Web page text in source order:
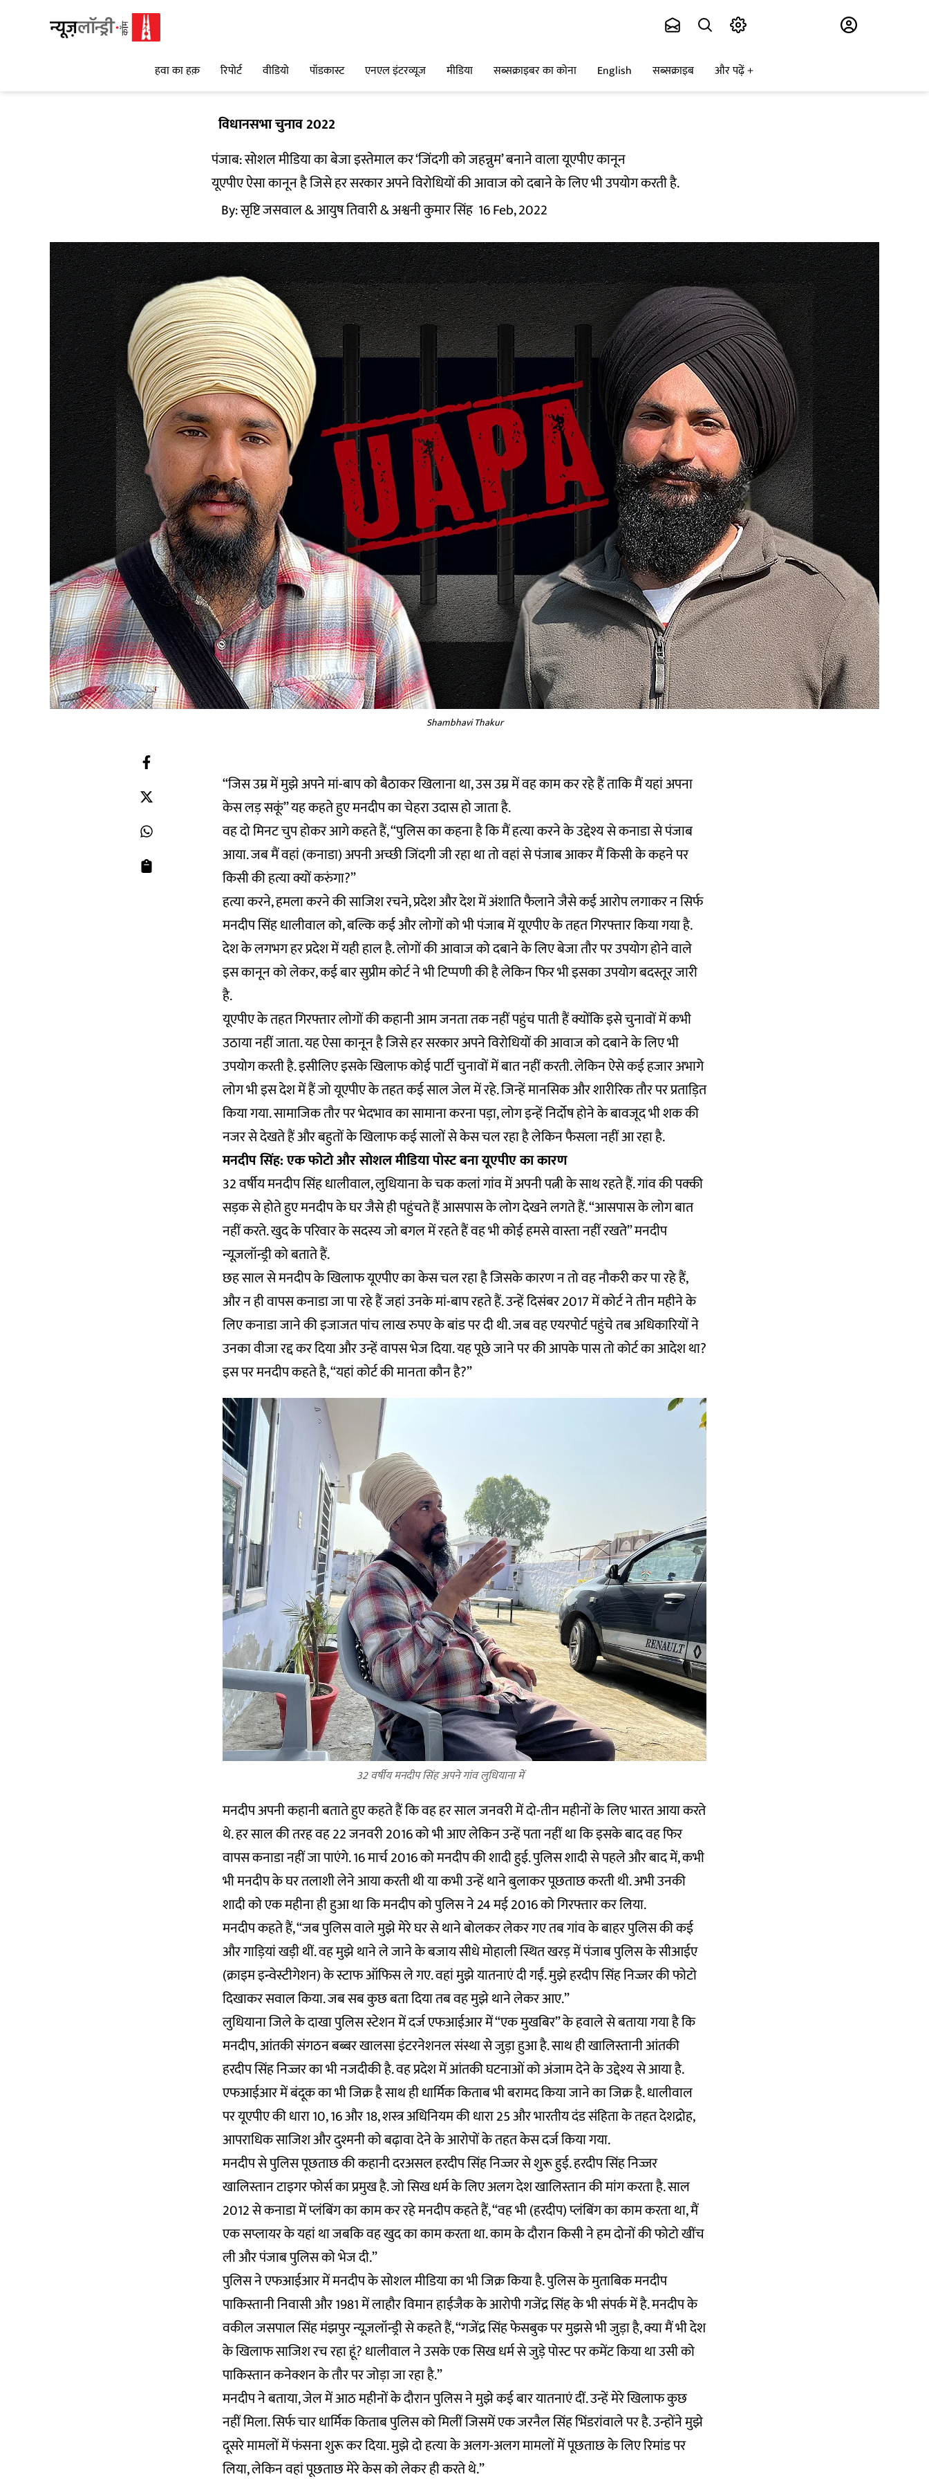
हवा का हक़ रिपोर्ट वीडियो पॉडकास्ट एनएल इंटरव्यूज मीडिया सब्सक्राइबर का कोना English सब्सक्राइब और पढ़ें
विधानसभा चुनाव 2022
पंजाब: सोशल मीडिया का बेजा इस्तेमाल कर ‘जिंदगी को जहन्नुम’ बनाने वाला यूएपीए कानून
यूएपीए ऐसा कानून है जिसे हर सरकार अपने विरोधियों की आवाज को दबाने के लिए भी उपयोग करती है.
By:सृष्टि जसवाल& आयुष तिवारी& अश्वनी कुमार सिंह 16 Feb, 2022
Shambhavi Thakur
“जिस उम्र में मुझे अपने मां-बाप को बैठाकर खिलाना था, उस उम्र में वह काम कर रहे हैं ताकि मैं यहां अपना
केस लड़ सकूं” यह कहते हुए मनदीप का चेहरा उदास हो जाता है.
वह दो मिनट चुप होकर आगे कहते हैं, “पुलिस का कहना है कि मैं हत्या करने के उद्देश्य से कनाडा से पंजाब
आया. जब मैं वहां (कनाडा) अपनी अच्छी जिंदगी जी रहा था तो वहां से पंजाब आकर मैं किसी के कहने पर
किसी की हत्या क्यों करुंगा?”
हत्या करने, हमला करने की साजिश रचने, प्रदेश और देश में अंशाति फैलाने जैसे कई आरोप लगाकर न सिर्फ
मनदीप सिंह धालीवाल को, बल्कि कई और लोगों को भी पंजाब में यूएपीए के तहत गिरफ्तार किया गया है.
देश के लगभग हर प्रदेश में यही हाल है. लोगों की आवाज को दबाने के लिए बेजा तौर पर उपयोग होने वाले
इस कानून को लेकर, कई बार सुप्रीम कोर्ट ने भी टिप्पणी की है लेकिन फिर भी इसका उपयोग बदस्तूर जारी
है.
यूएपीए के तहत गिरफ्तार लोगों की कहानी आम जनता तक नहीं पहुंच पाती हैं क्योंकि इसे चुनावों में कभी
उठाया नहीं जाता. यह ऐसा कानून है जिसे हर सरकार अपने विरोधियों की आवाज को दबाने के लिए भी
उपयोग करती है. इसीलिए इसके खिलाफ कोई पार्टी चुनावों में बात नहीं करती. लेकिन ऐसे कई हजार अभागे
लोग भी इस देश में हैं जो यूएपीए के तहत कई साल जेल में रहे. जिन्हें मानसिक और शारीरिक तौर पर प्रताड़ित
किया गया. सामाजिक तौर पर भेदभाव का सामाना करना पड़ा, लोग इन्हें निर्दोष होने के बावजूद भी शक की
नजर से देखते हैं और बहुतों के खिलाफ कई सालों से केस चल रहा है लेकिन फैसला नहीं आ रहा है.
मनदीप सिंह: एक फोटो और सोशल मीडिया पोस्ट बना यूएपीए का कारण
32 वर्षीय मनदीप सिंह धालीवाल, लुधियाना के चक कलां गांव में अपनी पत्नी के साथ रहते हैं. गांव की पक्की
सड़क से होते हुए मनदीप के घर जैसे ही पहुंचते हैं आसपास के लोग देखने लगते हैं. “आसपास के लोग बात
नहीं करते. खुद के परिवार के सदस्य जो बगल में रहते हैं वह भी कोई हमसे वास्ता नहीं रखते” मनदीप
न्यूज़लॉन्ड्री को बताते हैं.
छह साल से मनदीप के खिलाफ यूएपीए का केस चल रहा है जिसके कारण न तो वह नौकरी कर पा रहे हैं,
और न ही वापस कनाडा जा पा रहे हैं जहां उनके मां-बाप रहते हैं. उन्हें दिसंबर 2017 में कोर्ट ने तीन महीने के
लिए कनाडा जाने की इजाजत पांच लाख रुपए के बांड पर दी थी. जब वह एयरपोर्ट पहुंचे तब अधिकारियों ने
उनका वीजा रद्द कर दिया और उन्हें वापस भेज दिया. यह पूछे जाने पर की आपके पास तो कोर्ट का आदेश था?
इस पर मनदीप कहते है, “यहां कोर्ट की मानता कौन है?”
32 वर्षीय मनदीप सिंह अपने गांव लुधियाना में
मनदीप अपनी कहानी बताते हुए कहते हैं कि वह हर साल जनवरी में दो-तीन महीनों के लिए भारत आया करते
थे. हर साल की तरह वह 22 जनवरी 2016 को भी आए लेकिन उन्हें पता नहीं था कि इसके बाद वह फिर
वापस कनाडा नहीं जा पाएंगे. 16 मार्च 2016 को मनदीप की शादी हुई. पुलिस शादी से पहले और बाद में, कभी
भी मनदीप के घर तलाशी लेने आया करती थी या कभी उन्हें थाने बुलाकर पूछताछ करती थी. अभी उनकी
शादी को एक महीना ही हुआ था कि मनदीप को पुलिस ने 24 मई 2016 को गिरफ्तार कर लिया.
मनदीप कहते हैं, “जब पुलिस वाले मुझे मेरे घर से थाने बोलकर लेकर गए तब गांव के बाहर पुलिस की कई
और गाड़ियां खड़ी थीं. वह मुझे थाने ले जाने के बजाय सीधे मोहाली स्थित खरड़ में पंजाब पुलिस के सीआईए
(क्राइम इन्वेस्टीगेशन) के स्टाफ ऑफिस ले गए. वहां मुझे यातनाएं दी गईं. मुझे हरदीप सिंह निज्जर की फोटो
दिखाकर सवाल किया. जब सब कुछ बता दिया तब वह मुझे थाने लेकर आए.”
लुधियाना जिले के दाखा पुलिस स्टेशन में दर्ज एफआईआर में “एक मुखबिर” के हवाले से बताया गया है कि
मनदीप, आंतकी संगठन बब्बर खालसा इंटरनेशनल संस्था से जुड़ा हुआ है. साथ ही खालिस्तानी आंतकी
हरदीप सिंह निज्जर का भी नजदीकी है. वह प्रदेश में आंतकी घटनाओं को अंजाम देने के उद्देश्य से आया है.
एफआईआर में बंदूक का भी जिक्र है साथ ही धार्मिक किताब भी बरामद किया जाने का जिक्र है. धालीवाल
पर यूएपीए की धारा 10, 16 और 18, शस्त्र अधिनियम की धारा 25 और भारतीय दंड संहिता के तहत देशद्रोह,
आपराधिक साजिश और दुश्मनी को बढ़ावा देने के आरोपों के तहत केस दर्ज किया गया.
मनदीप से पुलिस पूछताछ की कहानी दरअसल हरदीप सिंह निज्जर से शुरू हुई. हरदीप सिंह निज्जर
खालिस्तान टाइगर फोर्स का प्रमुख है. जो सिख धर्म के लिए अलग देश खालिस्तान की मांग करता है. साल
2012 से कनाडा में प्लंबिंग का काम कर रहे मनदीप कहते हैं, “वह भी (हरदीप) प्लंबिंग का काम करता था, मैं
एक सप्लायर के यहां था जबकि वह खुद का काम करता था. काम के दौरान किसी ने हम दोनों की फोटो खींच
ली और पंजाब पुलिस को भेज दी.”
पुलिस ने एफआईआर में मनदीप के सोशल मीडिया का भी जिक्र किया है. पुलिस के मुताबिक मनदीप
पाकिस्तानी निवासी और 1981 में लाहौर विमान हाईजैक के आरोपी गजेंद्र सिंह के भी संपर्क में है. मनदीप के
वकील जसपाल सिंह मंझपुर न्यूज़लॉन्ड्री से कहते हैं, “गजेंद्र सिंह फेसबुक पर मुझसे भी जुड़ा है, क्या मैं भी देश
के खिलाफ साजिश रच रहा हूं? धालीवाल ने उसके एक सिख धर्म से जुड़े पोस्ट पर कमेंट किया था उसी को
पाकिस्तान कनेक्शन के तौर पर जोड़ा जा रहा है.”
मनदीप ने बताया, जेल में आठ महीनों के दौरान पुलिस ने मुझे कई बार यातनाएं दीं. उन्हें मेरे खिलाफ कुछ
नहीं मिला. सिर्फ चार धार्मिक किताब पुलिस को मिलीं जिसमें एक जरनैल सिंह भिंडरांवाले पर है. उन्होंने मुझे
दूसरे मामलों में फंसना शुरू कर दिया. मुझे दो हत्या के अलग-अलग मामलों में पूछताछ के लिए रिमांड पर
लिया, लेकिन वहां पूछताछ मेरे केस को लेकर ही करते थे.”